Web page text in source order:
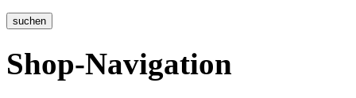
Shop-Navigation